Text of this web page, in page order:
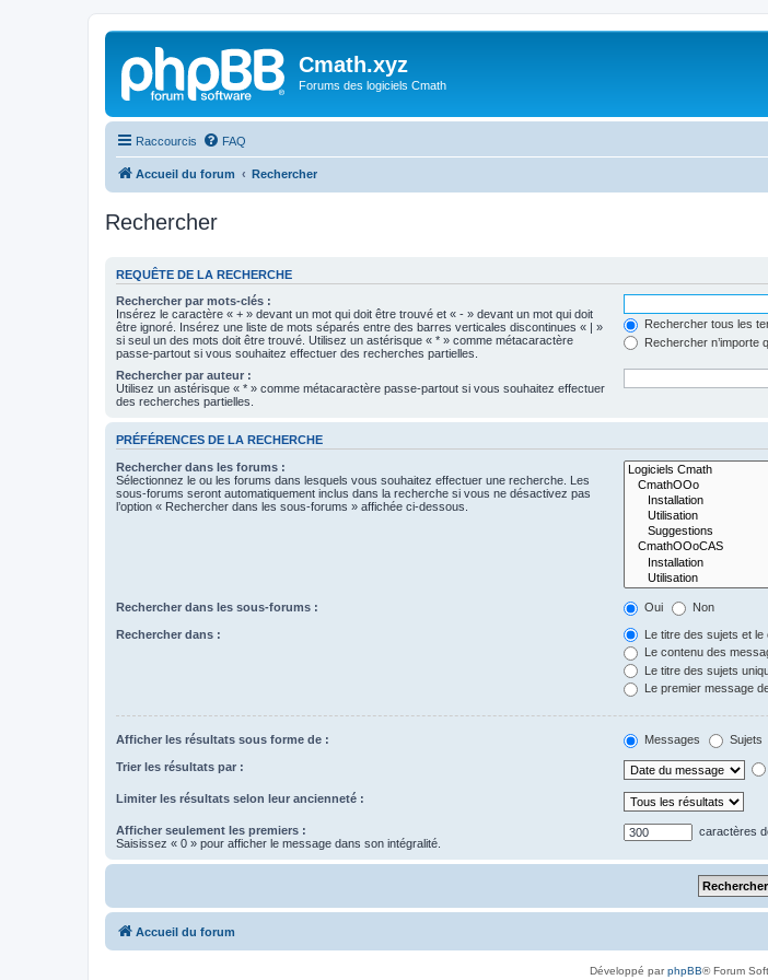
Cmath.xyz
Forums des logiciels Cmath
Raccourcis FAQ
Accueil du forum Rechercher
Rechercher
REQUÊTE DE LA RECHERCHE
Rechercher par mots-clés :
Insérez le caractère « + » devant un mot qui doit être trouvé et « - » devant un mot qui doit
être ignoré. Insérez une liste de mots séparés entre des barres verticales discontinues « | »
si seul un des mots doit être trouvé. Utilisez un astérisque « * » comme métacaractère
passe-partout si vous souhaitez effectuer des recherches partielles.
Rechercher tous les
Rechercher n’importe
Rechercher par auteur :
Utilisez un astérisque « * » comme métacaractère passe-partout si vous souhaitez effectuer
des recherches partielles.
PRÉFÉRENCES DE LA RECHERCHE
Rechercher dans les forums :
Sélectionnez le ou les forums dans lesquels vous souhaitez effectuer une recherche. Les
sous-forums seront automatiquement inclus dans la recherche si vous ne désactivez pas
l’option « Rechercher dans les sous-forums » affichée ci-dessous.
Rechercher dans les sous-forums : Oui Non
Rechercher dans :
Le titre des sujets et
Le contenu des
Le titre des sujets
Le premier message
Afficher les résultats sous forme de : Messages Sujets
Trier les résultats par :
Limiter les résultats selon leur ancienneté :
Afficher seulement les premiers :
Saisissez « 0 » pour afficher le message dans son intégralité.
caractères
Accueil du forum
Développé parphpBB® Forum